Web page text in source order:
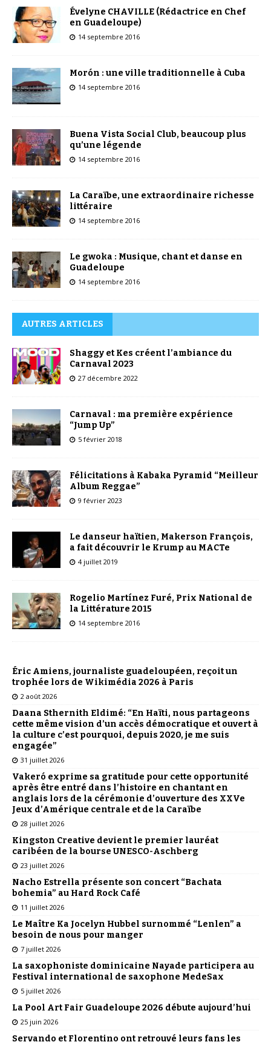
Évelyne CHAVILLE (Rédactrice en Chef
en Guadeloupe)
14 septembre 2016
Morón : une ville traditionnelle à Cuba
14 septembre 2016
Buena Vista Social Club, beaucoup plus
qu’une légende
14 septembre 2016
La Caraïbe, une extraordinaire richesse
littéraire
14 septembre 2016
Le gwoka : Musique, chant et danse en
Guadeloupe
14 septembre 2016
AUTRES ARTICLES
Shaggy et Kes créent l’ambiance du
Carnaval 2023
27 décembre 2022
Carnaval : ma première expérience
“Jump Up”
5 février 2018
Félicitations à Kabaka Pyramid “Meilleur
Album Reggae”
9 février 2023
Le danseur haïtien, Makerson François,
a fait découvrir le Krump au MACTe
4 juillet 2019
Rogelio Martínez Furé, Prix National de
la Littérature 2015
14 septembre 2016
Éric Amiens, journaliste guadeloupéen, reçoit un
trophée lors de Wikimédia 2026 à Paris
2 août 2026
Daana Sthernith Eldimé: “En Haïti, nous partageons
cette même vision d’un accès démocratique et ouvert à
la culture c’est pourquoi, depuis 2020, je me suis
engagée”
31 juillet 2026
Vakeró exprime sa gratitude pour cette opportunité
après être entré dans l’histoire en chantant en
anglais lors de la cérémonie d’ouverture des XXVe
Jeux d’Amérique centrale et de la Caraïbe
28 juillet 2026
Kingston Creative devient le premier lauréat
caribéen de la bourse UNESCO-Aschberg
23 juillet 2026
Nacho Estrella présente son concert “Bachata
bohemia” au Hard Rock Café
11 juillet 2026
Le Maître Ka Jocelyn Hubbel surnommé “Lenlen” a
besoin de nous pour manger
7 juillet 2026
La saxophoniste dominicaine Nayade participera au
Festival international de saxophone MedeSax
5 juillet 2026
La Pool Art Fair Guadeloupe 2026 débute aujourd’hui
25 juin 2026
Servando et Florentino ont retrouvé leurs fans les